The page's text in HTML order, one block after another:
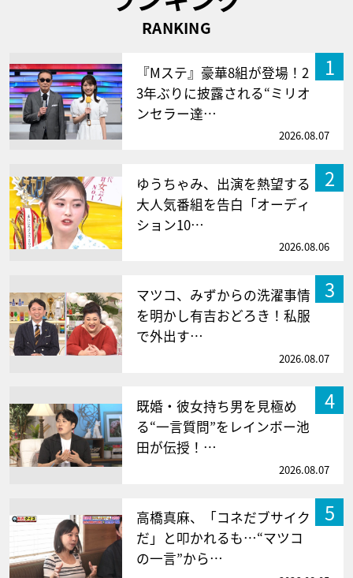
RANKING
1
『Mステ』豪華8組が登場！2
3年ぶりに披露される“ミリオ
ンセラー達…
2026.08.07
2
ゆうちゃみ、出演を熱望する
大人気番組を告白「オーディ
ション10…
2026.08.06
3
マツコ、みずからの洗濯事情
を明かし有吉おどろき！私服
で外出す…
2026.08.07
4
既婚・彼女持ち男を見極め
る“一言質問”をレインボー池
田が伝授！…
2026.08.07
5
高橋真麻、「コネだブサイク
だ」と叩かれるも…“マツコ
の一言”から…